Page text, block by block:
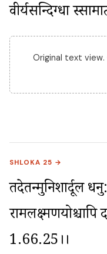
वीर्यसन्दिग्धा
Original text
SHLOKA 25 →
तदेतन्मुनिशार्दूल
रामलक्ष्मणयोश्चापि
1.66.25।।